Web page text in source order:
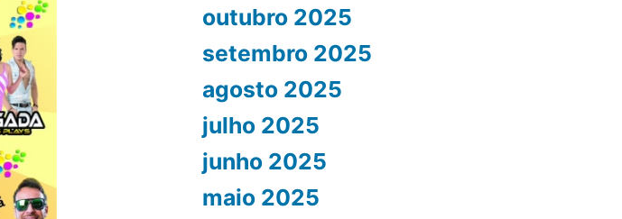
outubro 2025
setembro 2025
agosto 2025
julho 2025
junho 2025
maio 2025